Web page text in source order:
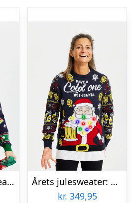
Juletræets Julesweater Navy LED – herre / mænd
Årets julesweater: Have A Cold One With Santa – dame / kvinder. Ugly Christmas Sweater lavet i Danmark
kr. 349,95